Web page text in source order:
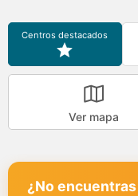
Centros destacados
Ver mapa
¿No